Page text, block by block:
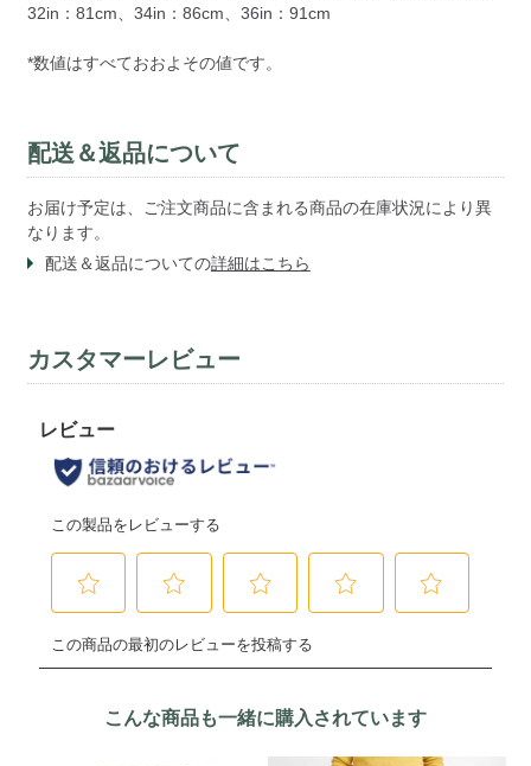
32in：81cm、34in：86cm、36in：91cm
*数値はすべておおよその値です。
配送＆返品について
お届け予定は、ご注文商品に含まれる商品の在庫状況により異
なります。
配送＆返品についての詳細はこちら
カスタマーレビュー
こんな商品も一緒に購入されています